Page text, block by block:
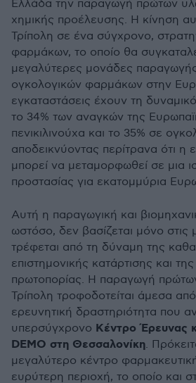
Ελλάδα την παραγωγή πρώτων
χημικής προέλευσης. Η κίνηση
Τρίπολη σε ένα σύγχρονο,
φαρμάκων, το οποίο θα
μεγαλύτερες μονάδες παραγωγής
ογκολογικών φαρμάκων στην
εγκαταστάσεις έχουν τη
το 34% των αναγκών της
πενικιλινούχα και το 35% σε
αποδεικνύοντας περίτρανα ότι η
μπορεί να μεταμορφωθεί σε μια
προστασίας για εκατομμύρια
Αυτή η παραγωγική και
ωστόσο, δεν βασίζεται μόνο στις
τρέφεται από τη δύναμη της
επιστημονικής κατάρτισης και
πρωτοπορίας. Η παραγωγή
Τρίπολη τροφοδοτείται άμεσα
ερευνητική δραστηριότητα που
υπερσύγχρονο Κέντρο Έρευνας
DEMO στη Θεσσαλονίκη.
μεγαλύτερο κέντρο
ευρύτερη περιοχή, το οποίο και